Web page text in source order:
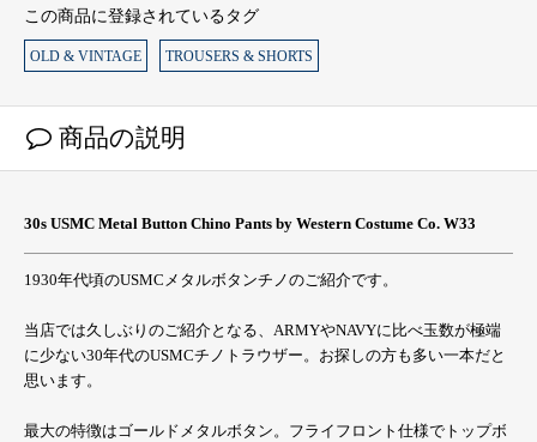
この商品に登録されているタグ
OLD & VINTAGE TROUSERS & SHORTS
商品の説明
30s USMC Metal Button Chino Pants by Western Costume Co. W33
1930年代頃のUSMCメタルボタンチノのご紹介です。
当店では久しぶりのご紹介となる、ARMYやNAVYに比べ玉数が極端
に少ない30年代のUSMCチノトラウザー。お探しの方も多い一本だと
思います。
最大の特徴はゴールドメタルボタン。フライフロント仕様でトップボ